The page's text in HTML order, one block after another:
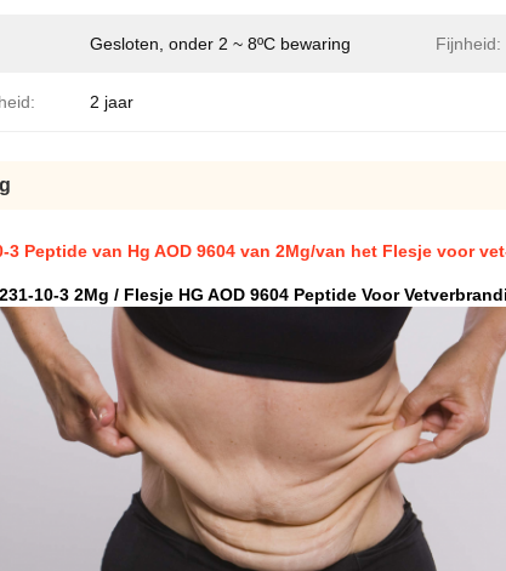
Gesloten, onder 2 ~ 8ºC bewaring Fijnheid:
2 jaar
3 Peptide van Hg AOD 9604 van 2Mg/van het Flesje voor
10-3 2Mg / Flesje HG AOD 9604 Peptide Voor